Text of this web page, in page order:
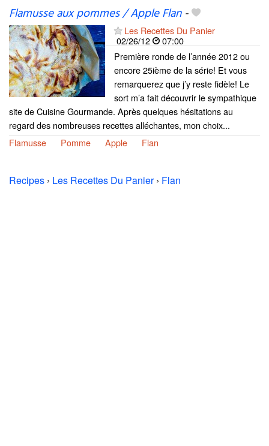
Flamusse aux pommes / Apple Flan-
Les Recettes Du Panier
02/26/12
07:00
Première ronde de l’année 2012 ou
encore 25ième de la série! Et vous
remarquerez que j’y reste fidèle! Le
sort m’a fait découvrir le sympathique
site de Cuisine Gourmande. Après quelques hésitations au
regard des nombreuses recettes alléchantes, mon choix...
Flamusse
Pomme Apple Flan
Recipes › Les Recettes Du Panier› Flan